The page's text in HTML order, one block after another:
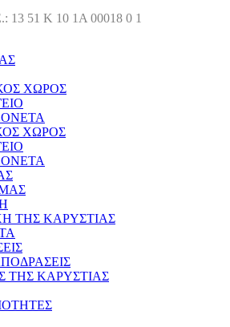
13 51 Κ 10 1Α 00018 0 1
ΧΩΡΟΣ
ΧΩΡΟΣ
ΤΗΣ ΚΑΡΥΣΤΙΑΣ
ΤΗΣ ΚΑΡΥΣΤΙΑΣ